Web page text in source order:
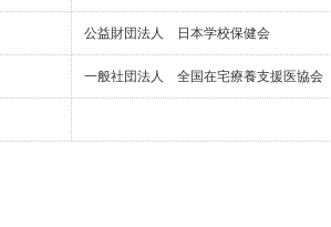
公益財団法人 日本学校保健会
一般社団法人 全国在宅療養支援医協会